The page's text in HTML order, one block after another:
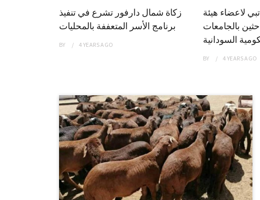
زكاة شمال دارفور تشرع في تنفيذ
برنامج الأسر المتعففة بالمحليات
BY 4 YEARSAGO
لاعضاء هيئة
بالجامعات
السودانية
BY 4 YEARSAGO